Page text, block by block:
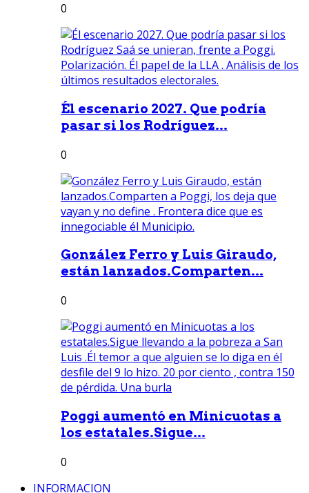
0
Él escenario 2027. Que podría
pasar si los Rodríguez...
0
González Ferro y Luis Giraudo,
están lanzados.Comparten...
0
Poggi aumentó en Minicuotas a
los estatales.Sigue...
0
INFORMACION